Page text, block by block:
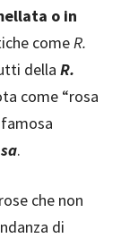
o in
come R.
della R.
come “rosa
.
che non
di